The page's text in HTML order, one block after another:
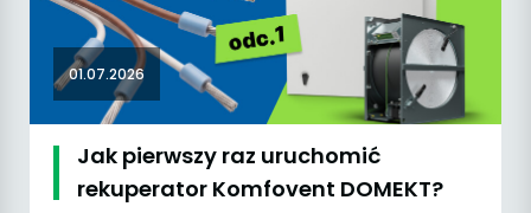
01.07.2026
Jak pierwszy raz uruchomić
rekuperator Komfovent DOMEKT?